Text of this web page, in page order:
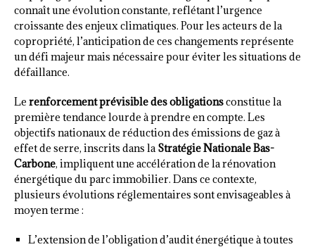
connaît une évolution constante, reflétant l’urgence
croissante des enjeux climatiques. Pour les acteurs de la
copropriété, l’anticipation de ces changements représente
un défi majeur mais nécessaire pour éviter les situations de
défaillance.
Le renforcement prévisible des obligationsconstitue la
première tendance lourde à prendre en compte. Les
objectifs nationaux de réduction des émissions de gaz à
effet de serre, inscrits dans laStratégie Nationale Bas-
Carbone, impliquent une accélération de la rénovation
énergétique du parc immobilier. Dans ce contexte,
plusieurs évolutions réglementaires sont envisageables à
moyen terme :
L’extension de l’obligation d’audit énergétique à toutes